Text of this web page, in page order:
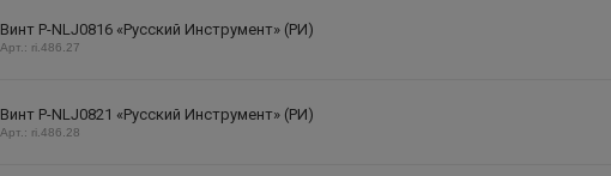
Винт P-NLJ0816 «Русский Инструмент» (РИ)
Арт.: ri.486.27
Винт P-NLJ0821 «Русский Инструмент» (РИ)
Арт.: ri.486.28